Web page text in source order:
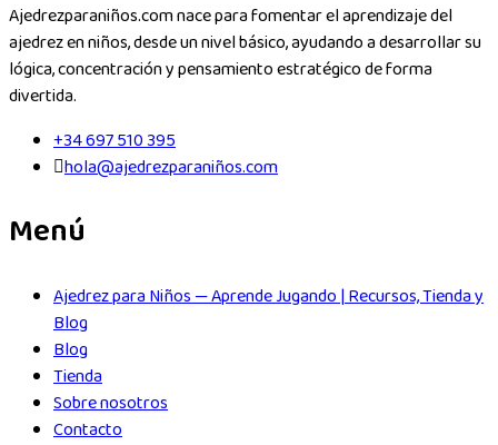
Ajedrezparaniños.com nace para fomentar el aprendizaje del
ajedrez en niños, desde un nivel básico, ayudando a desarrollar su
lógica, concentración y pensamiento estratégico de forma
divertida.
+34 697 510 395
hola@ajedrezparaniños.com
Menú
Ajedrez para Niños — Aprende Jugando | Recursos, Tienda y
Blog
Blog
Tienda
Sobre nosotros
Contacto